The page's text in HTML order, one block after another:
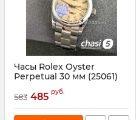
Часы Rolex Oyster
Perpetual 30 мм (25061)
25061
583 485 руб.